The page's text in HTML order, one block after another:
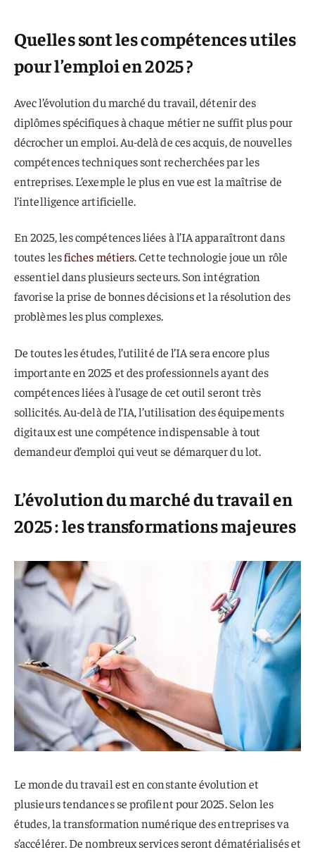
Quelles sont les compétences utiles
pour l’emploi en 2025 ?
Avec l’évolution du marché du travail, détenir des
diplômes spécifiques à chaque métier ne suffit plus pour
décrocher un emploi. Au-delà de ces acquis, de nouvelles
compétences techniques sont recherchées par les
entreprises. L’exemple le plus en vue est la maîtrise de
l’intelligence artificielle.
En 2025, les compétences liées à l’IA apparaîtront dans
toutes lesfiches métiers. Cette technologie joue un rôle
essentiel dans plusieurs secteurs. Son intégration
favorise la prise de bonnes décisions et la résolution des
problèmes les plus complexes.
De toutes les études, l’utilité de l’IA sera encore plus
importante en 2025 et des professionnels ayant des
compétences liées à l’usage de cet outil seront très
sollicités. Au-delà de l’IA, l’utilisation des équipements
digitaux est une compétence indispensable à tout
demandeur d’emploi qui veut se démarquer du lot.
L’évolution du marché du travail en
2025 : les transformations majeures
Le monde du travail est en constante évolution et
plusieurs tendances se profilent pour 2025. Selon les
études, la transformation numérique des entreprises va
s’accélérer. De nombreux services seront dématérialisés et